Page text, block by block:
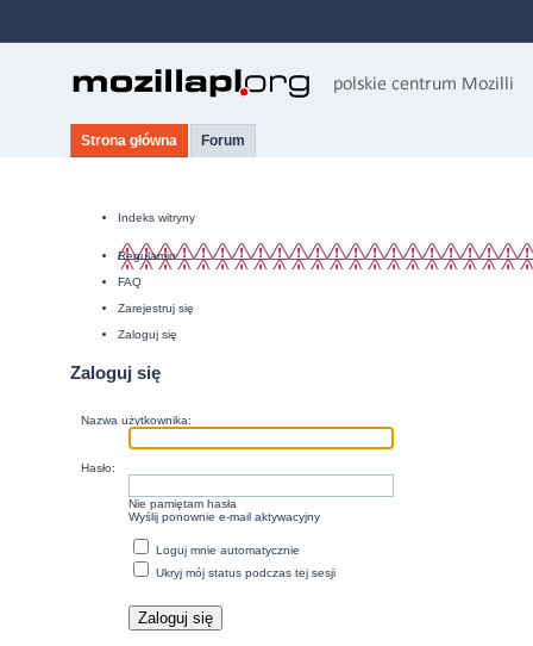
Strona główna Forum
Indeks witryny
Regulamin
FAQ
Zarejestruj się
Zaloguj się
Zaloguj się
Nazwa użytkownika:
Hasło:
Nie pamiętam hasła
Wyślij ponownie e-mail aktywacyjny
Loguj mnie automatycznie
Ukryj mój status podczas tej sesji